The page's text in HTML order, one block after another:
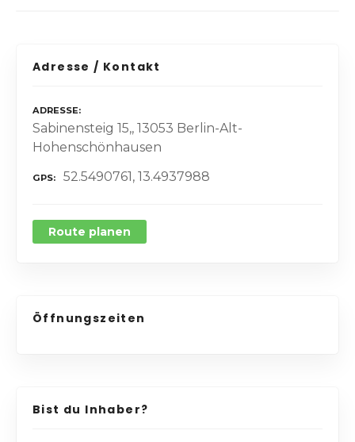
Adresse / Kontakt
ADRESSE
Sabinensteig 15,, 13053 Berlin-Alt-
Hohenschönhausen
GPS 52.5490761, 13.4937988
Route planen
Öffnungszeiten
Bist du Inhaber?